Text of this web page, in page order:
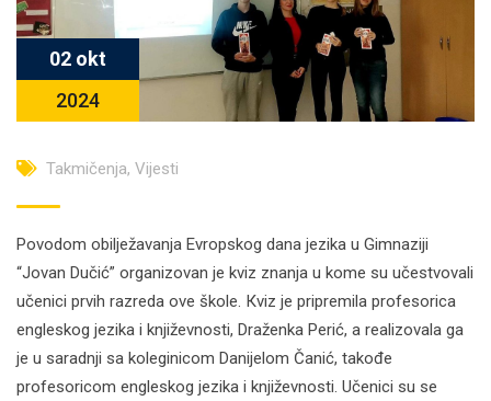
02 okt
2024
Takmičenja, Vijesti
Povodom obilježavanja Evropskog dana jezika u Gimnaziji
“Jovan Dučić” organizovan je kviz znanja u kome su učestvovali
učenici prvih razreda ove škole. Кviz je pripremila profesorica
engleskog jezika i književnosti, Draženka Perić, a realizovala ga
je u saradnji sa koleginicom Danijelom Čanić, takođe
profesoricom engleskog jezika i književnosti. Učenici su se